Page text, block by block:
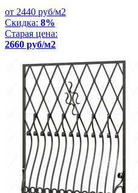
от 2440 руб/м2
Скидка: 8%
Старая цена:
2660 руб/м2